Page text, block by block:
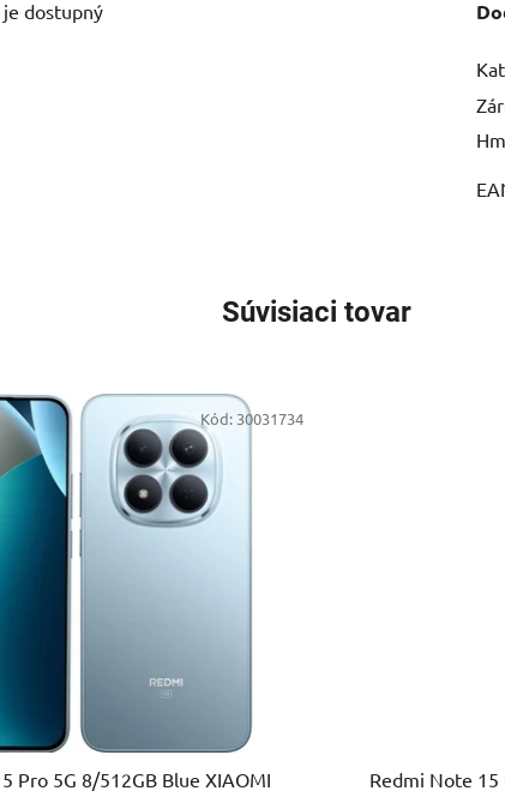
dostupný
Súvisiaci tovar
Pro 5G 8/512GB Blue XIAOMI
Kód: 30031734
Redmi Note 15